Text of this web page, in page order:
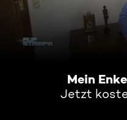
Mein
Jetzt